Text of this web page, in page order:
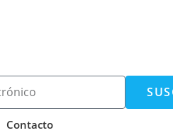
Contacto